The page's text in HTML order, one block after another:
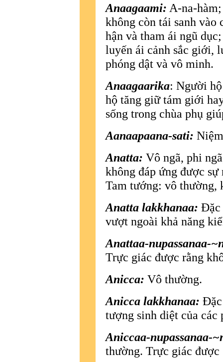
Anaagaami: A-na-
không còn tái sanh vào
hận và tham ái ngũ
luyến ái cảnh sắc giới,
phóng dật và vô minh.
Anaagaarika: Người
hộ tăng giữ tám giới
sống trong chùa phụ
Aanaapaana-sati:
Anatta: Vô ngã, phi
không đáp ứng được
Tam tướng: vô thường,
Anatta lakkhanaa: Ðặc
vượt ngoài khả năng
Anattaa-nupassanaa-
Trực giác được rằng
Anicca: Vô thường.
Anicca lakkhanaa:
tượng sinh diệt của các
Aniccaa-nupassanaa-
thường. Trực giác được